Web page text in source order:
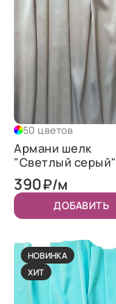
50 цветов
Армани шелк
"Светлый серый"
390₽/м
ДОБАВИТЬ
НОВИНКА
ХИТ